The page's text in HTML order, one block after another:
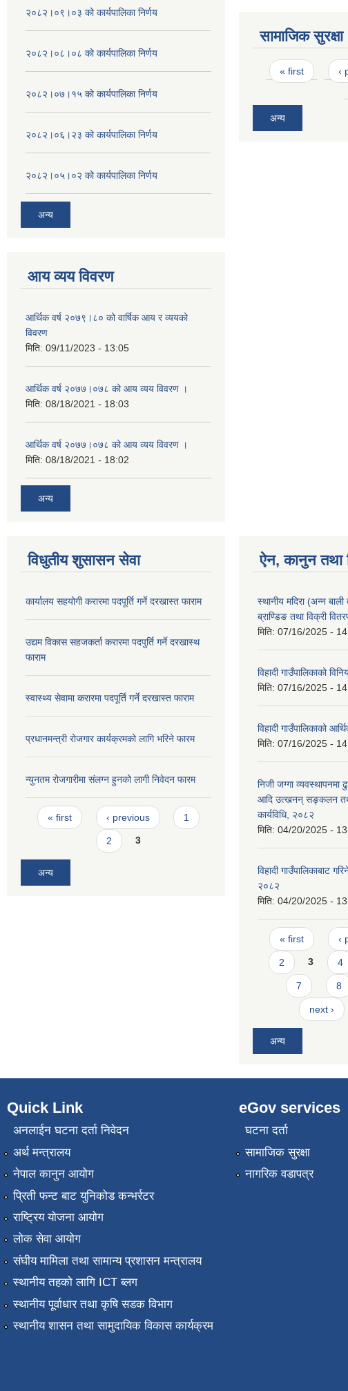
२०८२।०९।०३ को कार्यपालिका निर्णय
२०८२।०८।०८ को कार्यपालिका निर्णय
२०८२।०७।१५ को कार्यपालिका निर्णय
२०८२।०६।२३ को कार्यपालिका निर्णय
२०८२।०५।०२ को कार्यपालिका निर्णय
अन्य
आय व्यय विवरण
आर्थिक वर्ष २०७९।८० को वार्षिक आय र व्ययको
विवरण
मिति: 09/11/2023 - 13:05
आर्थिक वर्ष २०७७।०७८ को आय व्यय विवरण ।
मिति: 08/18/2021 - 18:03
आर्थिक वर्ष २०७७।०७८ को आय व्यय विवरण ।
मिति: 08/18/2021 - 18:02
अन्य
सामाजिक सुरक्षा
Pages
« first ‹
अन्य
विधुतीय शुसासन सेवा
कार्यालय सहयोगी करारमा पदपूर्ति गर्ने दरखास्त फाराम
उद्यम विकास सहजकर्ता करारमा पदपुर्ति गर्ने दरखास्थ
फाराम
स्वास्थ्य सेवामा करारमा पदपूर्ति गर्ने दरखास्त फाराम
प्रधानमन्त्री रोजगार कार्यक्रमको लागि भरिने फारम
न्युनतम रोजगारीमा संलग्न हुनको लागी निवेदन फारम
Pages
« first ‹ previous 1
2 3
अन्य
ऐन, कानुन तथा
स्थानीय मदिरा (अन्न
ब्राण्डिङ तथा विक्री
मिति: 07/16/2025 -
विहादी गाउँपालिकाको
मिति: 07/16/2025 -
विहादी गाउँपालिकाको
मिति: 07/16/2025 -
निजी जग्गा व्यवस्थापनमा
आदि उत्खनन् सङ्कलन तथा
कार्यविधि, २०८२
मिति: 04/20/2025 -
विहादी गाउँपालिकाबाट
२०८२
मिति: 04/20/2025 -
Pages
« first ‹
2 3 4
7 8
next ›
अन्य
Quick Link
अनलाईन घटना दर्ता निवेदन
अर्थ मन्त्रालय
नेपाल कानुन आयोग
प्रिती फन्ट बाट युनिकोड कन्भर्रटर
राष्ट्रिय योजना आयोग
लोक सेवा आयोग
संघीय मामिला तथा सामान्य प्रशासन मन्त्रालय
स्थानीय तहको लागि ICT ब्लग
स्थानीय पूर्वाधार तथा कृषि सडक विभाग
स्थानीय शासन तथा सामुदायिक विकास कार्यक्रम
eGov services
घटना दर्ता
सामाजिक सुरक्षा
नागरिक वडापत्र